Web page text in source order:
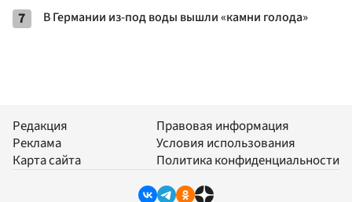
7 В Германии из-под воды вышли «камни голода»
Редакция
Реклама
Карта сайта
Правовая информация
Условия использования
Политика конфиденциальности